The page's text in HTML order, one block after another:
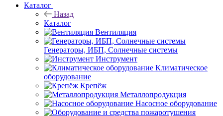
Каталог
Назад
Каталог
Вентиляция
Генераторы, ИБП, Солнечные системы
Инструмент
Климатическое
оборудование
Крепёж
Металлопродукция
Насосное оборудование